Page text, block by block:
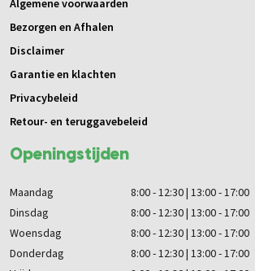
Openingstijden
Maandag
8:00 - 12:30 | 13:00 - 17:00
Dinsdag
8:00 - 12:30 | 13:00 - 17:00
Woensdag
8:00 - 12:30 | 13:00 - 17:00
Donderdag
8:00 - 12:30 | 13:00 - 17:00
Algemene voorwaarden
Bezorgen en Afhalen
Disclaimer
Garantie en klachten
Privacybeleid
Retour- en teruggavebeleid